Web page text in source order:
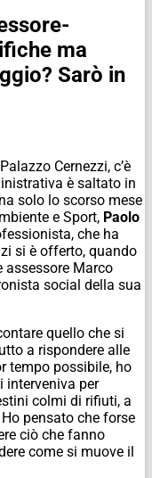
ma
Sarò in
Cernezzi, c’è
è saltato in
solo lo scorso mese
e Sport, Paolo
che ha
si è offerto, quando
assessore Marco
social della sua
quello che si
a rispondere alle
tempo possibile, ho
interveniva per
colmi di rifiuti, a
pensato che forse
ciò che fanno
come si muove il